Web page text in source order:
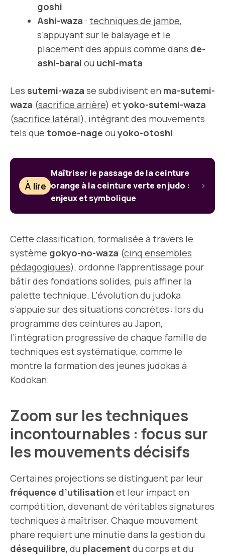
goshi
Ashi-waza : techniques de jambe,
s’appuyant sur le balayage et le
placement des appuis comme dans de-
ashi-barai ou uchi-mata
Les sutemi-waza se subdivisent en ma-sutemi-
waza (sacrifice arrière) etyoko-sutemi-waza
(sacrifice latéral), intégrant des mouvements
tels que tomoe-nage ou yoko-otoshi.
À lire
Maîtriser le passage de la ceinture
orange à la ceinture verte en judo :
enjeux et symbolique
Cette classification, formalisée à travers le
système gokyo-no-waza (cinq ensembles
pédagogiques), ordonne l’apprentissage pour
bâtir des fondations solides, puis affiner la
palette technique. L’évolution du judoka
s’appuie sur des situations concrètes : lors du
programme des ceintures au Japon,
l’intégration progressive de chaque famille de
techniques est systématique, comme le
montre la formation des jeunes judokas à
Kodokan.
Zoom sur les techniques
incontournables : focus sur
les mouvements décisifs
Certaines projections se distinguent par leur
fréquence d’utilisation et leur impact en
compétition, devenant de véritables signatures
techniques à maîtriser. Chaque mouvement
phare requiert une minutie dans la gestion du
désequilibre, du placement du corps et du